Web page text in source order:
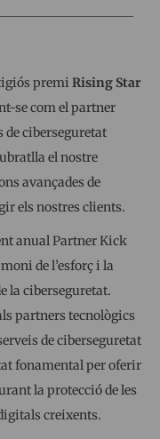
premi Rising Star
se com el partner
de ciberseguretat
el nostre
avançades de
els nostres clients.
anual Partner Kick
de l’esforç i la
la ciberseguretat.
partners tecnològics
de ciberseguretat
fonamental per oferir
la protecció de les
creixents.